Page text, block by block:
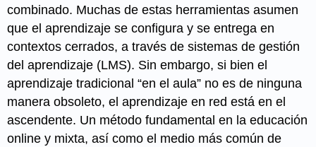
combinado. Muchas de estas herramientas asumen
que el aprendizaje se configura y se entrega en
contextos cerrados, a través de sistemas de gestión
del aprendizaje (LMS). Sin embargo, si bien el
aprendizaje tradicional “en el aula” no es de ninguna
manera obsoleto, el aprendizaje en red está en el
ascendente. Un método fundamental en la educación
online y mixta, así como el medio más común de